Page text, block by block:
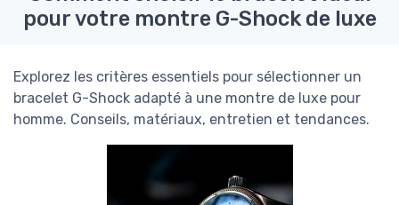
pour votre montre G-Shock de luxe
Explorez les critères essentiels pour sélectionner un
bracelet G-Shock adapté à une montre de luxe pour
homme. Conseils, matériaux, entretien et tendances.